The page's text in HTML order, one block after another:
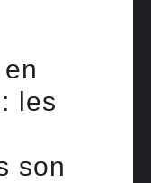
les
son